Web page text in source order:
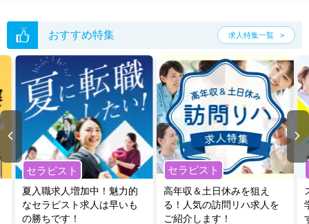
おすすめ特集 求人特集一覧
セラピスト
夏入職求人増加中！魅力的
なセラピスト求人は早いも
の勝ちです！
セラピスト
高年収＆土日休みを狙え
る！人気の訪問リハ求人を
ご紹介します！